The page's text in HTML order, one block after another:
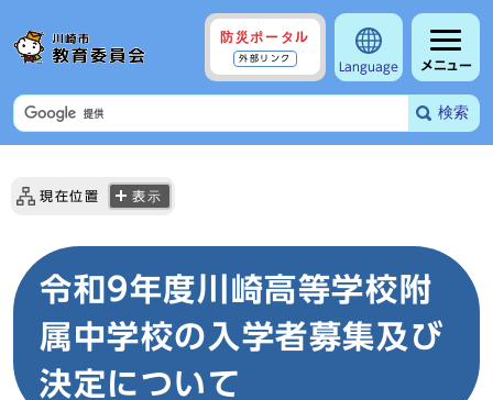
防災ポータル
外部リンク
Language メニュー
検索
現在位置 表示
令和9年度川崎高等学校附
属中学校の入学者募集及び
決定について